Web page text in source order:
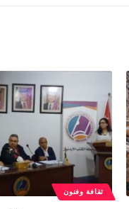
ثقافة وفنون